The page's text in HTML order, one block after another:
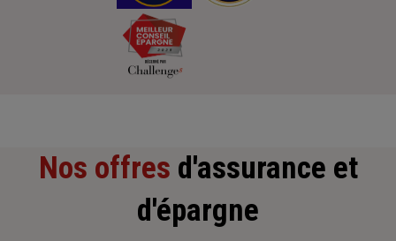
Nos offres d'assurance et
d'épargne